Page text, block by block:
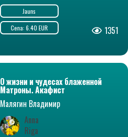
Jauns
Cena: 6.40 EUR
1351
О жизни и чудесах блаженной
Матроны. Акафист
Малягин Владимир
Anna
Riga